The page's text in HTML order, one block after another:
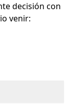
decisión con
venir: